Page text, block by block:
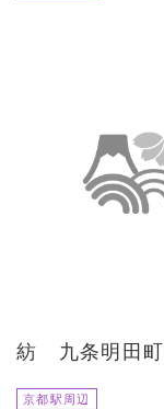
紡 九条明田町
京都駅周辺